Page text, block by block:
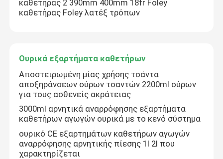
Σωλήνας έγχυσης
Εξαρτήματα έγχυσης
καθετήρας 2 390mm 400mm 18fr Foley
καθετήρας Foley λατέξ τρόπων
Ουρικά εξαρτήματα καθετήρων
Αποστειρωμένη μίας χρήσης τσάντα
αποξηράνσεων ούρων τσαντών 2200ml ούρων
για τους ασθενείς ακράτειας
3000ml αρνητικά αναρρόφησης εξαρτήματα
καθετήρων αγωγών ουρικά με το κενό σύστημα
ουρικό CE εξαρτημάτων καθετήρων αγωγών
αναρρόφησης αρνητικής πίεσης 1l 2l που
χαρακτηρίζεται